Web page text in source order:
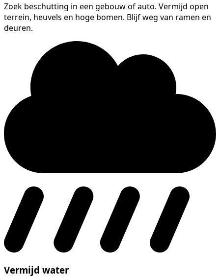
Zoek beschutting in een gebouw of auto. Vermijd open
terrein, heuvels en hoge bomen. Blijf weg van ramen en
deuren.
Vermijd water